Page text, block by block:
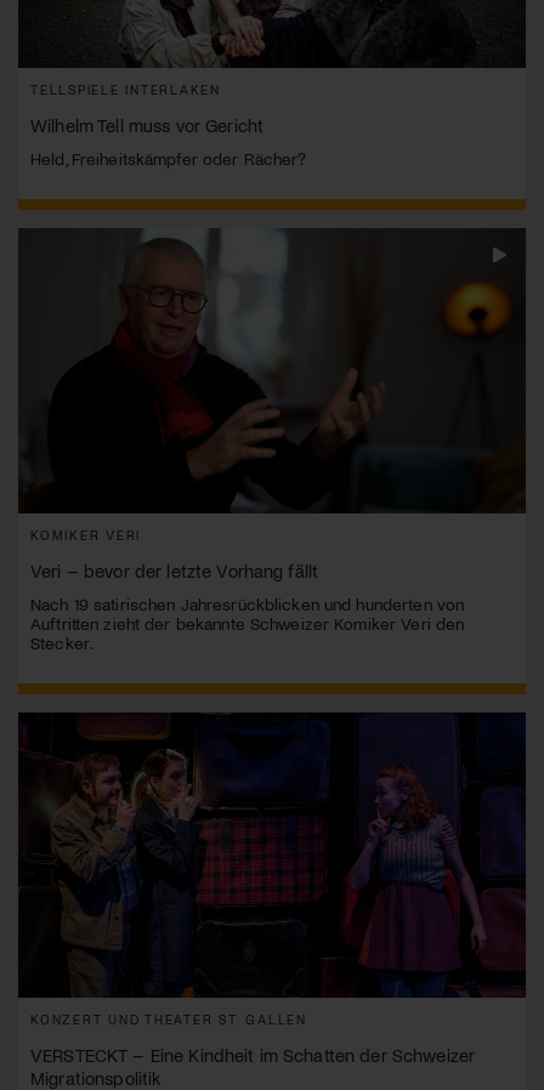
TELLSPIELE INTERLAKEN
Wilhelm Tell muss vor Gericht
Held, Freiheitskämpfer oder Rächer?
KOMIKER VERI
Veri – bevor der letzte Vorhang fällt
Nach 19 satirischen Jahresrückblicken und hunderten von
Auftritten zieht der bekannte Schweizer Komiker Veri den
Stecker.
KONZERT UND THEATER ST. GALLEN
VERSTECKT – Eine Kindheit im Schatten der Schweizer
Migrationspolitik